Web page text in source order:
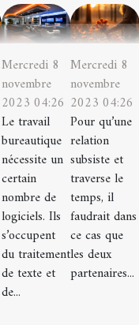
Mercredi 8
novembre
2023 04:26
Le travail
bureautique
nécessite un
certain
nombre de
logiciels. Ils
s’occupent
du traitement
de texte et
de...
Mercredi 8
novembre
2023 04:26
Pour qu’une
relation
subsiste et
traverse le
temps, il
faudrait dans
ce cas que
les deux
partenaires...